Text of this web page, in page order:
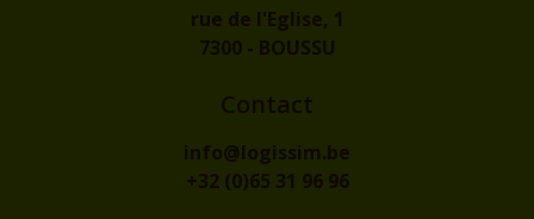
rue de l'Eglise, 1
7300 - BOUSSU
Contact
info@logissim.be
+32 (0)65 31 96 96